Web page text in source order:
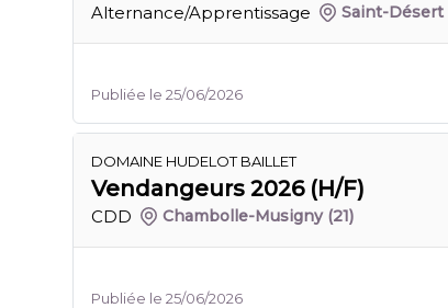
Alternance/Apprentissage Saint-Désert
Publiée le 25/06/2026
DOMAINE HUDELOT BAILLET
Vendangeurs 2026 (H/F)
CDD Chambolle-Musigny (21)
Publiée le 25/06/2026